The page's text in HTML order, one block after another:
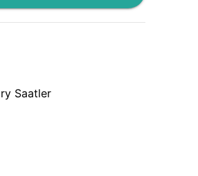
Saatler